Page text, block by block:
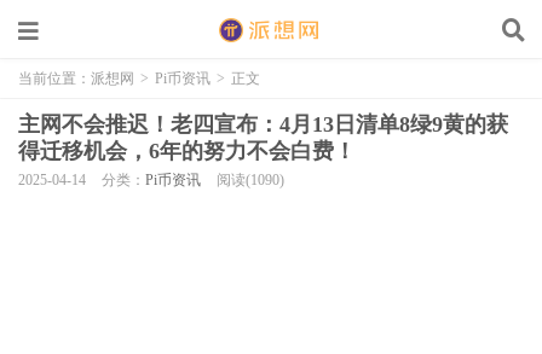
当前位置： 派想网 > Pi币资讯 > 正文
主网不会推迟！老四宣布：4月13日清单8绿9黄的获
得迁移机会，6年的努力不会白费！
2025-04-14 分类： Pi币资讯 阅读(1090)